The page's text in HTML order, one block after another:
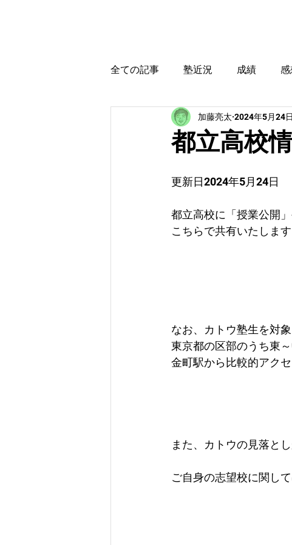
全ての記事 塾近況 成績 感
育児・教育本感想 受験に役立
都立高校
加藤亮太 2024年5月24日
更新日2024年5月24日
都立高校に「授業公開
こちらで共有いたします
なお、カトウ塾生を対
東京都の区部のうち東～
金町駅から比較的アク
また、カトウの見落と
ご自身の志望校に関し